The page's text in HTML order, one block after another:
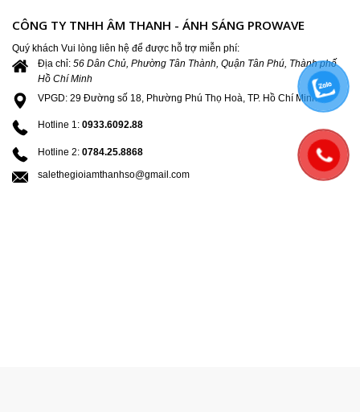
CÔNG TY TNHH ÂM THANH - ÁNH SÁNG PROWAVE
Quý khách Vui lòng liên hệ để được hỗ trợ miễn phí:
Địa chỉ: 56 Dân Chủ, Phường Tân Thành, Quận Tân Phú, Thành phố
Hồ Chí Minh
VPGD: 29 Đường số 18, Phường Phú Thọ Hoà, TP. Hồ Chí Minh
Hotline 1: 0933.6092.88
Hotline 2: 0784.25.8868
salethegioiamthanhso@gmail.com